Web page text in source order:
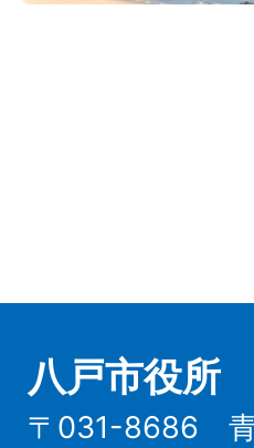
八戸市役所
〒031-8686 青